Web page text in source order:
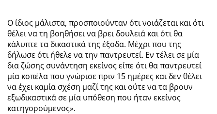
Ο ίδιος μάλιστα, προσποιούνταν ότι νοιάζεται και ότι
θέλει να τη βοηθήσει να βρει δουλειά και ότι θα
κάλυπτε τα δικαστικά της έξοδα. Μέχρι που της
δήλωσε ότι ήθελε να την παντρευτεί. Εν τέλει σε μία
δια ζώσης συνάντηση εκείνος είπε ότι θα παντρευτεί
μία κοπέλα που γνώρισε πριν 15 ημέρες και δεν θέλει
να έχει καμία σχέση μαζί της και ούτε να τα βρουν
εξωδικαστικά σε μία υπόθεση που ήταν εκείνος
κατηγορούμενος».